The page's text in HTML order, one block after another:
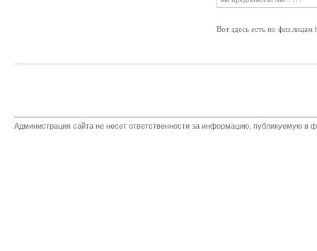
Вот здесь есть по
Администрация сайта не несет ответственности за информацию, публикуемую